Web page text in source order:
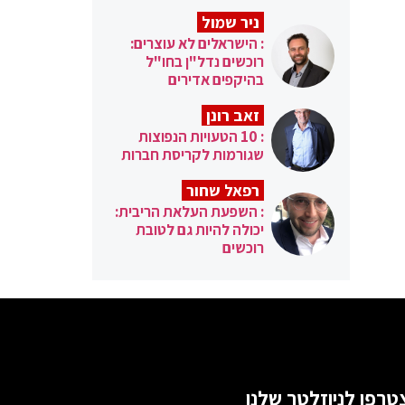
ניר שמול
: הישראלים לא עוצרים:
רוכשים נדל"ן בחו"ל
בהיקפים אדירים
זאב רונן
: 10 הטעויות הנפוצות
שגורמות לקריסת חברות
רפאל שחור
: השפעת העלאת הריבית:
יכולה להיות גם לטובת
רוכשים
לניוזלטר שלנו